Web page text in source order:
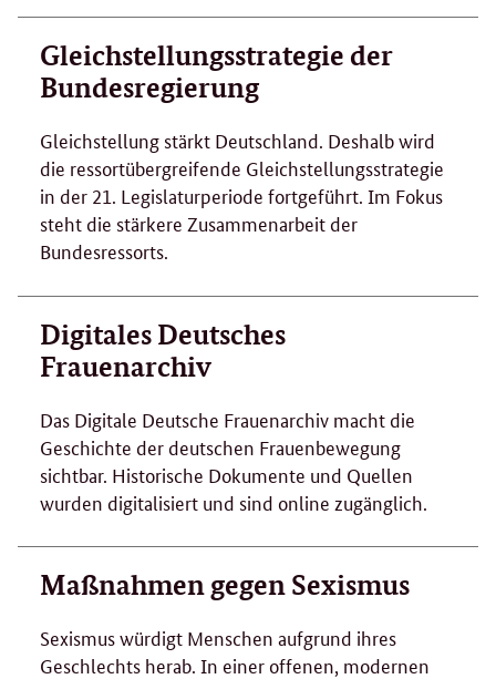
Gleichstellungsstrategie der
Bundesregierung
Gleichstellung stärkt Deutschland. Deshalb wird
die ressortübergreifende Gleichstellungsstrategie
in der 21. Legislaturperiode fortgeführt. Im Fokus
steht die stärkere Zusammenarbeit der
Bundesressorts.
Digitales Deutsches
Frauenarchiv
Das Digitale Deutsche Frauenarchiv macht die
Geschichte der deutschen Frauenbewegung
sichtbar. Historische Dokumente und Quellen
wurden digitalisiert und sind online zugänglich.
Maßnahmen gegen Sexismus
Sexismus würdigt Menschen aufgrund ihres
Geschlechts herab. In einer offenen, modernen